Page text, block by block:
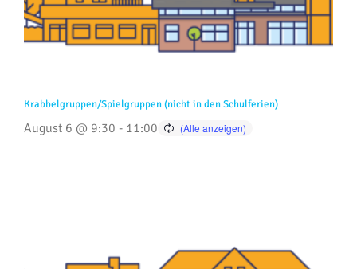
Krabbelgruppen/Spielgruppen (nicht in den Schulferien)
August 6 @ 9:30 - 11:00